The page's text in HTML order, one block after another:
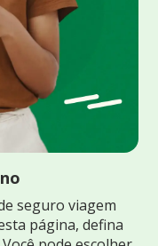
seguro viagem
página, defina